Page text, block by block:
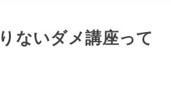
ないダメ講座って